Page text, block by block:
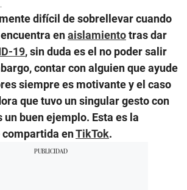
difícil de sobrellevar cuando
enaislamientotras dar
19, sin duda es el no poder salir
contar con alguien que ayude
siempre es motivante y el caso
que tuvo un singular gesto con
un buen ejemplo. Esta es la
compartida enTikTok.